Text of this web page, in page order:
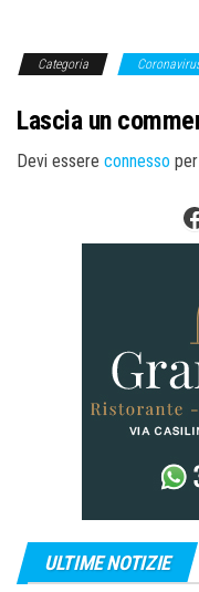
Categoria
Lascia un
Devi essere connesso
ULTIME NOTIZIE